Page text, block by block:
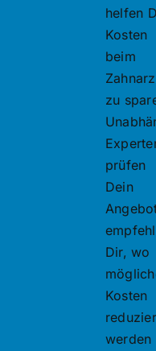
helfen
Kosten
beim
zu
prüfen
Dein
Dir, wo
Kosten
werden